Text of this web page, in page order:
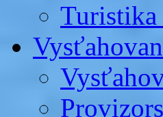
Turistika